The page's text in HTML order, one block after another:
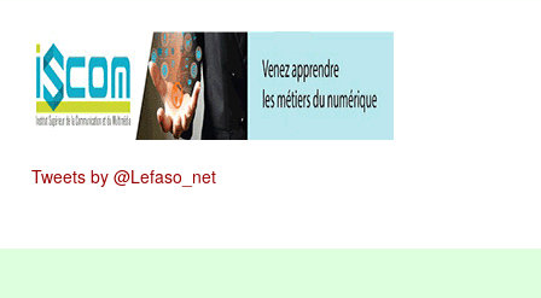
Tweets by @Lefaso_net